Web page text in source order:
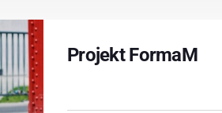
Projekt FormaM